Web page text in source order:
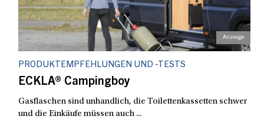
PRODUKTEMPFEHLUNGEN UND -TESTS
ECKLA® Campingboy
Gasflaschen sind unhandlich, die Toilettenkassetten schwer
und die Einkäufe müssen auch ...